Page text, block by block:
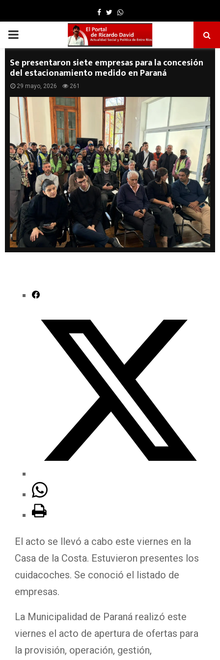
Facebook
TwitterWhatsapp
PRIMARY
MENU
Se presentaron siete empresas para la concesión
del estacionamiento medido en Paraná
29 mayo, 2026 261
El acto se llevó a cabo este viernes en la
Casa de la Costa. Estuvieron presentes los
cuidacoches. Se conoció el listado de
empresas.
La Municipalidad de Paraná realizó este
viernes el acto de apertura de ofertas para
la provisión, operación, gestión,